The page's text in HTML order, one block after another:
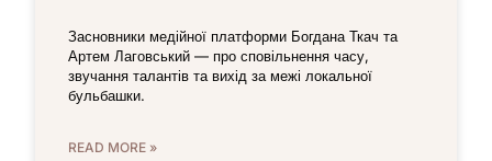
Засновники медійної платформи Богдана Ткач та
Артем Лаговський — про сповільнення часу,
звучання талантів та вихід за межі локальної
бульбашки.
READ MORE »